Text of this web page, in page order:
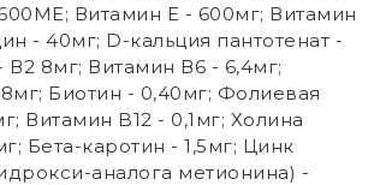
Витамин Е - 600мг; Витамин
- 40мг; D-кальция пантотенат -
В2 8мг; Витамин В6 - 6,4мг;
Биотин - 0,40мг; Фолиевая
Витамин B12 - 0,1мг; Холина
Бета-каротин - 1,5мг; Цинк
аналога метионина) -